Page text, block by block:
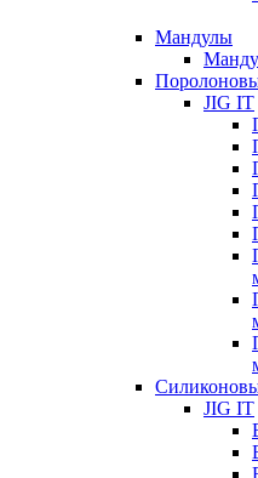
Мандулы
JIG IT
JIG IT